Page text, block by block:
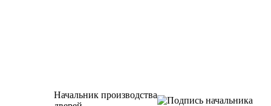
Начальник производства